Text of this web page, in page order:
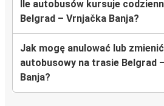
Ile autobusów kursuje
Belgrad – Vrnjačka Banja?
Jak mogę anulować lub
autobusowy na trasie Belgrad
Banja?